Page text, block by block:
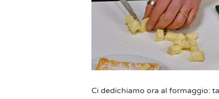
Ci dedichiamo ora al formaggio: